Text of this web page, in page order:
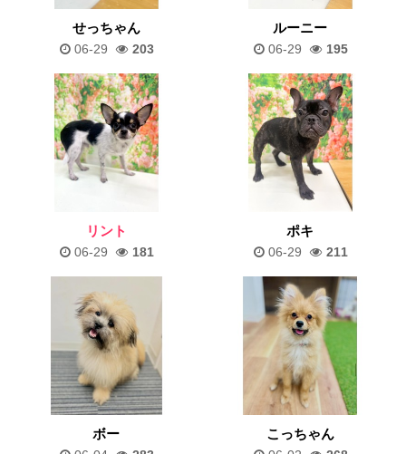
せっちゃん
06-29 203
ルーニー
06-29 195
リント
06-29 181
ポキ
06-29 211
ボー こっちゃん